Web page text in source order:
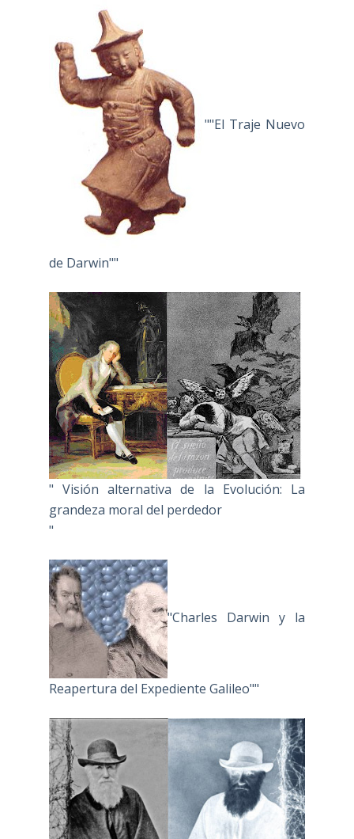
""El Traje Nuevo
de Darwin""
" Visión alternativa de la Evolución: La
grandeza moral del perdedor
"
"Charles Darwin y la
Reapertura del Expediente Galileo""